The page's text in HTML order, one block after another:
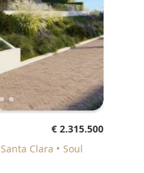
€ 2.315.500
Santa Clara
Soul